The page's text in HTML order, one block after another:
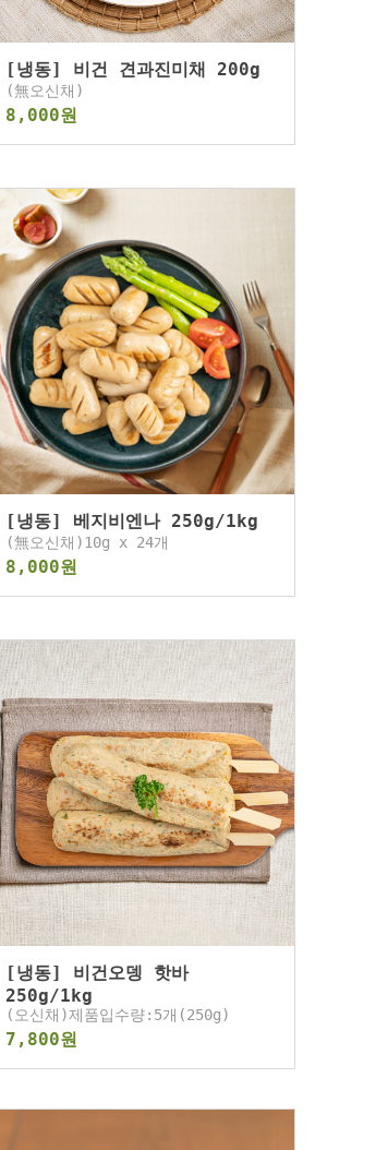
[냉동] 비건 견과진미채 200g
(無오신채)
8,000원
[냉동] 베지비엔나 250g/1kg
(無오신채)10g x 24개
8,000원
[냉동] 비건오뎅 핫바
250g/1kg
(오신채)제품입수량:5개(250g)
7,800원